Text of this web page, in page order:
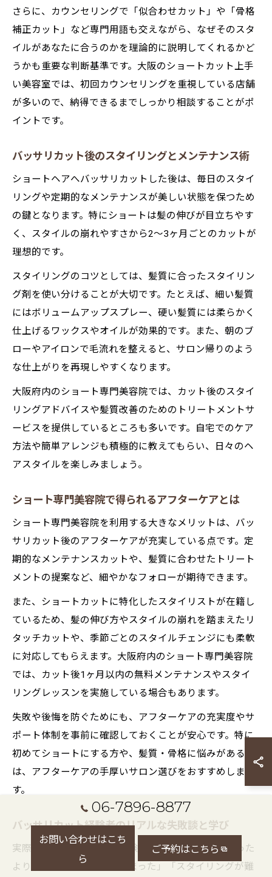
さらに、カウンセリングで「似合わせカット」や「骨格
補正カット」など専門用語も交えながら、なぜそのスタ
イルがあなたに合うのかを理論的に説明してくれるかど
うかも重要な判断基準です。大阪のショートカット上手
い美容室では、初回カウンセリングを重視している店舗
が多いので、納得できるまでしっかり相談することがポ
イントです。
バッサリカット後のスタイリングとメンテナンス術
ショートヘアへバッサリカットした後は、毎日のスタイ
リングや定期的なメンテナンスが美しい状態を保つため
の鍵となります。特にショートは髪の伸びが目立ちやす
く、スタイルの崩れやすさから2～3ヶ月ごとのカットが
理想的です。
スタイリングのコツとしては、髪質に合ったスタイリン
グ剤を使い分けることが大切です。たとえば、細い髪質
にはボリュームアップスプレー、硬い髪質には柔らかく
仕上げるワックスやオイルが効果的です。また、朝のブ
ローやアイロンで毛流れを整えると、サロン帰りのよう
な仕上がりを再現しやすくなります。
大阪府内のショート専門美容院では、カット後のスタイ
リングアドバイスや髪質改善のためのトリートメントサ
ービスを提供しているところも多いです。自宅でのケア
方法や簡単アレンジも積極的に教えてもらい、日々のヘ
アスタイルを楽しみましょう。
ショート専門美容院で得られるアフターケアとは
ショート専門美容院を利用する大きなメリットは、バッ
サリカット後のアフターケアが充実している点です。定
期的なメンテナンスカットや、髪質に合わせたトリート
メントの提案など、細やかなフォローが期待できます。
また、ショートカットに特化したスタイリストが在籍し
ているため、髪の伸び方やスタイルの崩れを踏まえたリ
タッチカットや、季節ごとのスタイルチェンジにも柔軟
に対応してもらえます。大阪府内のショート専門美容院
では、カット後1ヶ月以内の無料メンテナンスやスタイ
リングレッスンを実施している場合もあります。
失敗や後悔を防ぐためにも、アフターケアの充実度やサ
ポート体制を事前に確認しておくことが安心です。特に
初めてショートにする方や、髪質・骨格に悩みがある方
は、アフターケアの手厚いサロン選びをおすすめしま
す。
バッサリカット経験者のリアルな失敗談と学び
実際にバッサリカットを経験した方の中には、「思った
よりも顔が大きく見えてしまった」「スタイリングが難
06-7896-8877
お問い合わせはこち
ら
ご予約はこちら